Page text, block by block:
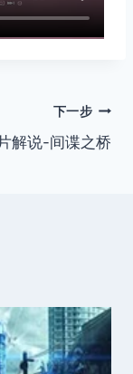
下一步
解说-间谍之桥